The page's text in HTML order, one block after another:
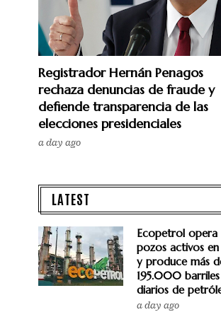
Registrador Hernán Penagos
rechaza denuncias de fraude y
defiende transparencia de las
elecciones presidenciales
a day ago
LATEST
Ecopetrol opera
pozos activos
y produce más
195.000 barriles
diarios de
a day ago